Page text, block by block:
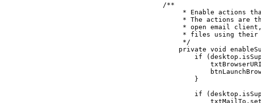
/**
* Enable actions
* The actions are
* open email
* files using their
     */
private void
if
        }
if